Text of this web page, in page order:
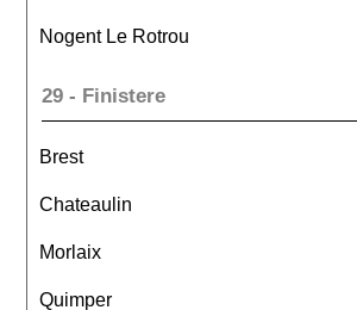
Nogent Le Rotrou
29 - Finistere
Brest
Chateaulin
Morlaix
Quimper